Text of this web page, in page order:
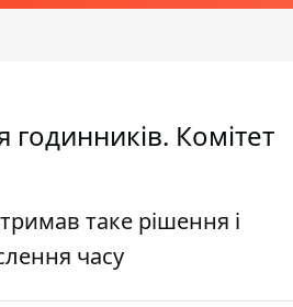
годинників. Комітет
таке рішення і
часу